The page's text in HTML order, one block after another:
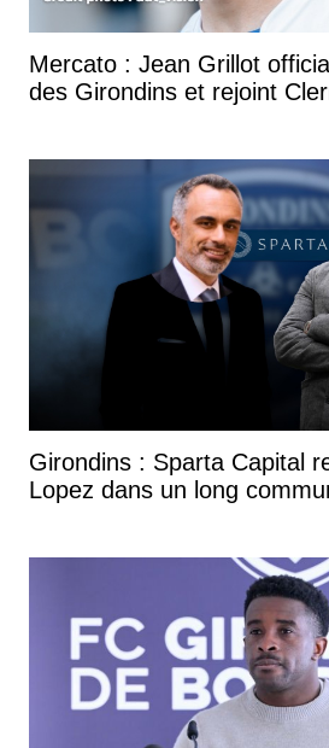
Mercato : Jean Grillot
des Girondins et rejoint
Girondins : Sparta Capital
Lopez dans un long